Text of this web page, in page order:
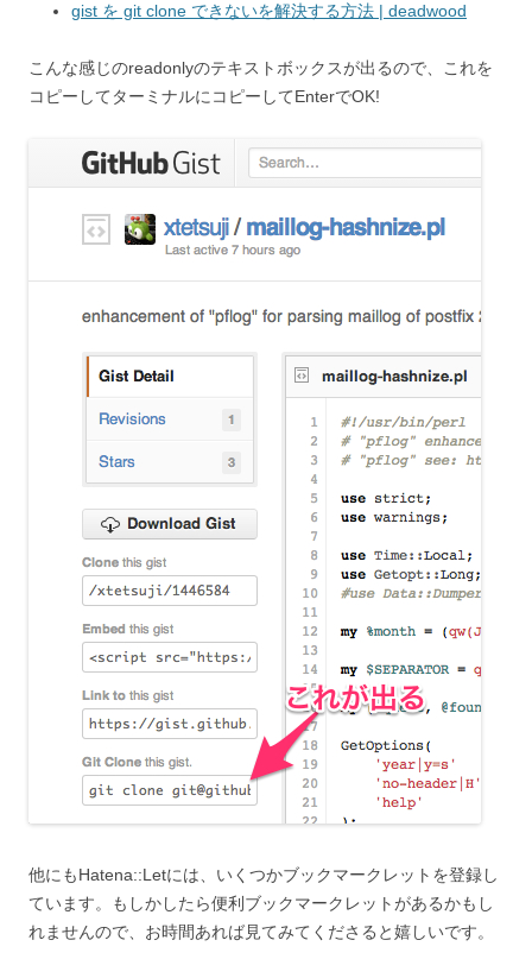
gist を git clone できないを解決する方法 | deadwood
こんな感じのreadonlyのテキストボックスが出るので、これを
コピーしてターミナルにコピーしてEnterでOK!
他にもHatena::Letには、いくつかブックマークレットを登録し
ています。もしかしたら便利ブックマークレットがあるかもし
れませんので、お時間あれば見てみてくださると嬉しいです。